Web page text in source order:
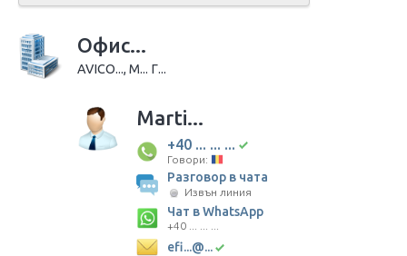
Офис...
AVICO..., M... Г...
Marti...
+40 ... ... ...
Говори:
Разговор в чата
Извън линия
Чат в WhatsApp
+40 ... ... ...
efi...@...